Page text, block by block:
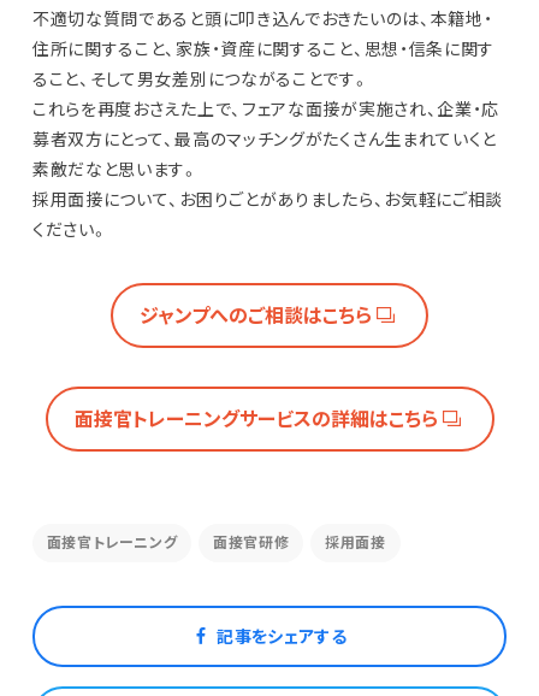
不適切な質問であると頭に叩き込んでおきたいのは、本籍地・
住所に関すること、家族・資産に関すること、思想・信条に関す
ること、そして男女差別につながることです。
これらを再度おさえた上で、フェアな面接が実施され、企業・応
募者双方にとって、最高のマッチングがたくさん生まれていくと
素敵だなと思います。
採用面接について、お困りごとがありましたら、お気軽にご相談
ください。
ジャンプへのご相談はこちら
面接官トレーニングサービスの詳細はこちら
面接官トレーニング 面接官研修 採用面接
記事をシェアする